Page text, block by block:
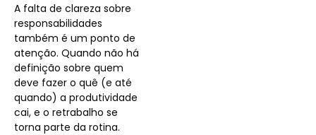
A falta de clareza sobre
responsabilidades
também é um ponto de
atenção. Quando não há
definição sobre quem
deve fazer o quê (e até
quando) a produtividade
cai, e o retrabalho se
torna parte da rotina.